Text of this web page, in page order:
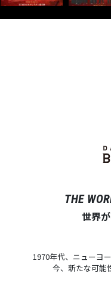
THE
世界
1970年代、ニューヨ
今、新たな可能